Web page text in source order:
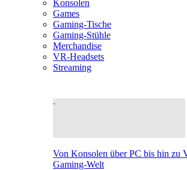
Konsolen
Games
Gaming-Tische
Gaming-Stühle
Merchandise
VR-Headsets
Streaming
Von Konsolen über PC bis hin zu
Gaming-Welt